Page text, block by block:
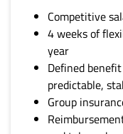
Competitive
4 weeks of
year
Defined
predictable,
Group